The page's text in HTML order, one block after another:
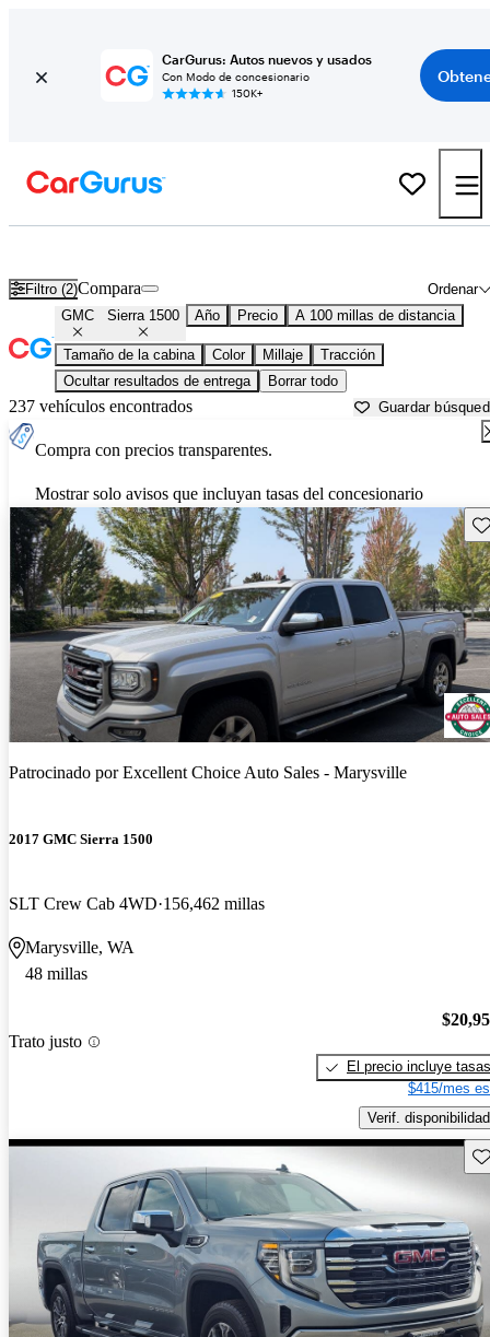
CarGurus: Autos nuevos y usados
Con Modo de concesionario
150K+
Filtro (2) Ordenar
Compara
GMC Sierra 1500 Año Precio A 100 millas de distancia
Tamaño de la cabina Color Millaje
Tracción
Ocultar resultados de entrega
Borrar todo
237 vehículos encontrados Guardar
Compra con precios transparentes.
Mostrar solo avisos que incluyan tasas del concesionario
Patrocinado porExcellent Choice Auto Sales - Marysville
2017 GMC Sierra 1500
SLT Crew Cab 4WD 156,462 millas
Marysville, WA
48 millas
Trato justo
El precio incluye tasas
$415/mes
Verif. disponibilidad